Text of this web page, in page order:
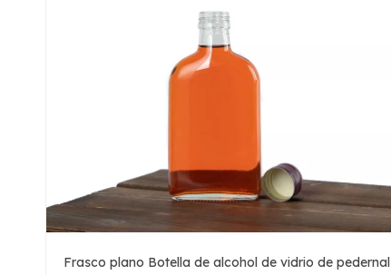
Frasco plano Botella de alcohol de vidrio de pedernal